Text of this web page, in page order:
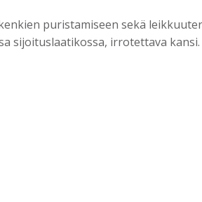
puristamiseen sekä
sijoituslaatikossa, irrotettava